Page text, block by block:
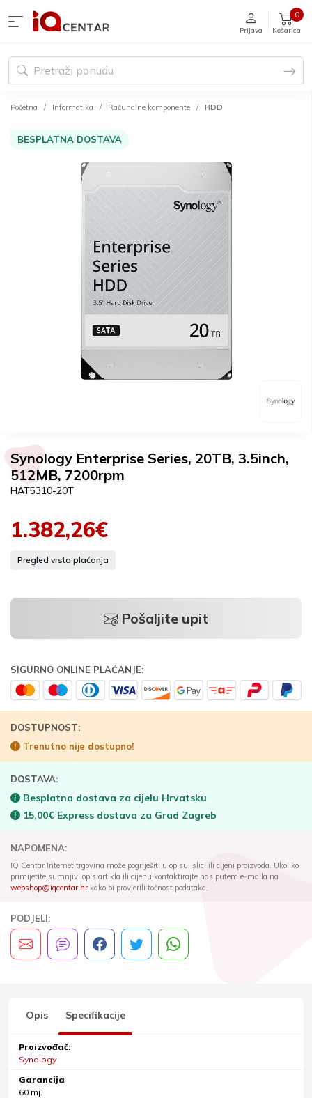
Prijava Košarica
0
Početna Informatika Računalne komponente HDD
BESPLATNA DOSTAVA
Synology Enterprise Series, 20TB, 3.5inch,
512MB, 7200rpm
HAT5310-20T
1.382,26€
Pregled vrsta plaćanja
Pošaljite upit
SIGURNO ONLINE PLAĆANJE:
DOSTUPNOST:
Trenutno nije dostupno!
DOSTAVA:
Besplatna dostava za cijelu Hrvatsku
15,00€ Express dostava za Grad Zagreb
NAPOMENA:
IQ Centar Internet trgovina može pogriješiti u opisu, slici ili cijeni proizvoda. Ukoliko
primijetite sumnjivi opis artikla ili cijenu kontaktirajte nas putem e-maila na
webshop@iqcentar.hrkako bi provjerili točnost podataka.
PODJELI:
Opis Specifikacije
Proizvođač:
Synology
Garancija
60 mj.